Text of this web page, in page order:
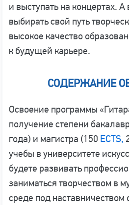
и выступать на концертах.
выбирать свой путь
высокое качество
к будущей карьере.
СОДЕРЖАНИЕ
Освоение программы
получение степени
года) и магистра (150 ECTS,
учебы в университете
будете развивать
заниматься творчеством в
среде под наставничеством